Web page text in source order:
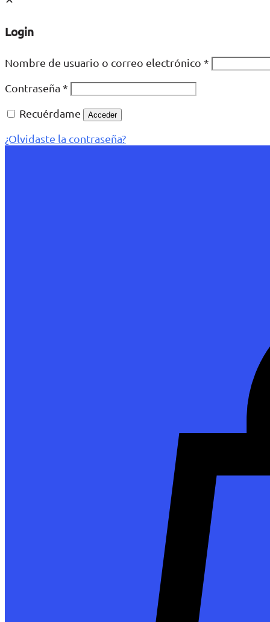
Login
Nombre de usuario o correo electrónico *
Contraseña *
Recuérdame
Acceder
¿Olvidaste la contraseña?